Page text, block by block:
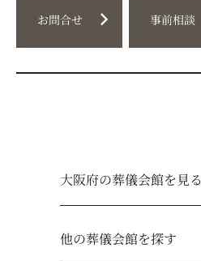
お問合せ chevron_right 事前相談
大阪府の葬儀会館を見る
他の葬儀会館を探す